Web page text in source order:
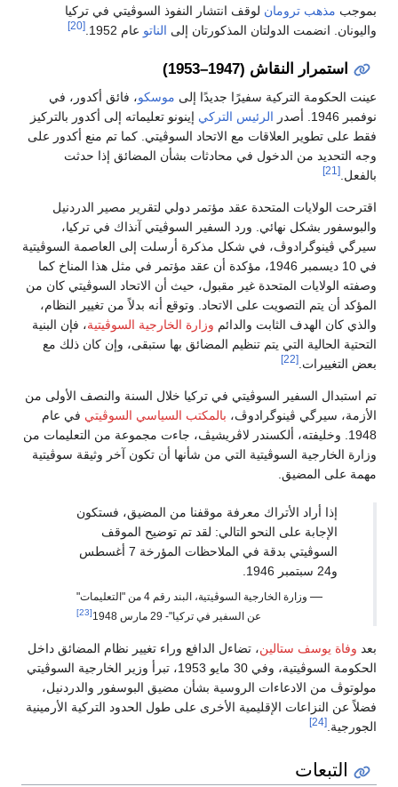
بموجب مذهب ترومان لوقف انتشار النفوذ السوڤيتي في تركيا
واليونان. انضمت الدولتان المذكورتان إلى الناتو عام 1952. [20]
استمرار النقاش (1947–1953)
عينت الحكومة التركية سفيرًا جديدًا إلى موسكو، فائق أكدور، في
نوفمبر 1946. أصدر
الرئيس التركي إينونو تعليماته إلى أكدور بالتركيز
فقط على تطوير العلاقات مع الاتحاد السوڤيتي. كما تم منع أكدور على
وجه التحديد من الدخول في محادثات بشأن المضائق إذا حدثت
بالفعل. [21]
اقترحت الولايات المتحدة عقد مؤتمر دولي لتقرير مصير الدردنيل
والبوسفور بشكل نهائي. ورد السفير السوڤيتي آنذاك في تركيا،
سيرگي ڤينوگرادوڤ، في شكل مذكرة أرسلت إلى العاصمة السوڤيتية
في 10 ديسمبر 1946، مؤكدة أن عقد مؤتمر في مثل هذا المناخ كما
وصفته الولايات المتحدة غير مقبول، حيث أن الاتحاد السوڤيتي كان من
المؤكد أن يتم التصويت على الاتحاد. وتوقع أنه بدلاً من تغيير النظام،
والذي كان الهدف الثابت والدائم وزارة الخارجية السوڤيتية، فإن البنية
التحتية الحالية التي يتم تنظيم المضائق بها ستبقى، وإن كان ذلك مع
بعض التغييرات. [22]
تم استبدال السفير السوڤيتي في تركيا خلال السنة والنصف الأولى من
الأزمة، سيرگي ڤينوگرادوڤ، بالمكتب السياسي السوڤيتي في عام
1948. وخليفته، ألكسندر لاڤريشيڤ، جاءت مجموعة من التعليمات من
وزارة الخارجية السوڤيتية التي من شأنها أن تكون آخر وثيقة سوڤيتية
مهمة على المضيق.
إذا أراد الأتراك معرفة موقفنا من المضيق، فستكون
الإجابة على النحو التالي: لقد تم توضيح الموقف
السوڤيتي بدقة في الملاحظات المؤرخة 7 أغسطس
و24 سبتمبر 1946.
—
وزارة الخارجية السوڤيتية، البند رقم 4 من "التعليمات"
عن السفير في تركيا"- 29 مارس 1948
[23]
بعد وفاة يوسف ستالين، تضاءل الدافع وراء تغيير نظام المضائق داخل
الحكومة السوڤيتية، وفي 30 مايو 1953، تبرأ وزير الخارجية السوڤيتي
مولوتوڤ من الادعاءات الروسية بشأن مضيق البوسفور والدردنيل،
فضلاً عن النزاعات الإقليمية الأخرى على طول الحدود التركية الأرمينية
الجورجية. [24]
التبعات